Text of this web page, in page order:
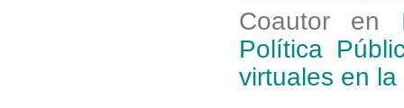
Coautor en
Política
virtuales en la